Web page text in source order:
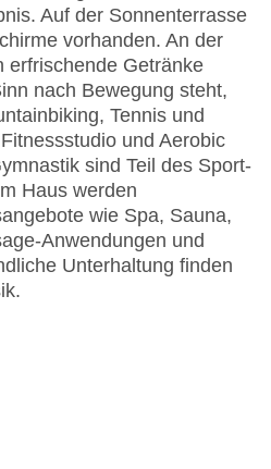
Auf der Sonnenterrasse
vorhanden. An der
erfrischende Getränke
nach Bewegung steht,
Tennis und
und Aerobic
sind Teil des Sport-
Haus werden
wie Spa, Sauna,
Anwendungen und
Unterhaltung finden